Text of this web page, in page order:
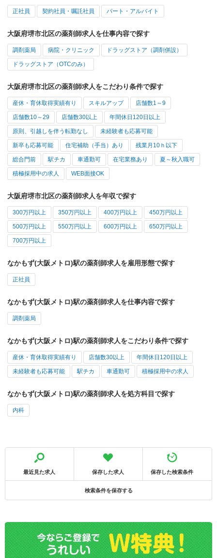
正社員 契約社員・嘱託社員 パート・アルバイト
大阪府堺市北区の薬剤師求人を仕事内容で探す
調剤薬局 病院・クリニック ドラッグストア（調剤併設）
ドラッグストア（OTCのみ）
大阪府堺市北区の薬剤師求人をこだわり条件で探す
産休・育休取得実績有り スキルアップ 店舗数1～9
店舗数10～29 店舗数30以上 年間休日120日以上
原則、引越しを伴う転勤なし 未経験者も応募可能
新卒も応募可能 住宅補助（手当）あり 残業月10ｈ以下
総合門前 駅チカ 車通勤可 在宅業務あり 夏～秋入職可
積極採用中の求人 WEB面接OK
大阪府堺市北区の薬剤師求人を年収で探す
300万円以上 350万円以上 400万円以上 450万円以上
500万円以上 550万円以上 600万円以上 650万円以上
700万円以上
なかもず(大阪メトロ)駅の薬剤師求人を雇用形態で探す
正社員
なかもず(大阪メトロ)駅の薬剤師求人を仕事内容で探す
調剤薬局
なかもず(大阪メトロ)駅の薬剤師求人をこだわり条件で探す
産休・育休取得実績有り 店舗数30以上 年間休日120日以上
未経験者も応募可能 駅チカ 車通勤可 積極採用中の求人
なかもず(大阪メトロ)駅の薬剤師求人を処方科目で探す
内科
最近見た求人 保存した求人 保存した検索条件
検索条件を保存する